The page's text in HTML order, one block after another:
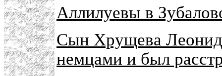
Аллилуевы в
Сын Хрущева Леонид
немцами и был